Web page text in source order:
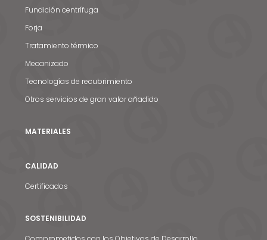
Fundición centrífuga
Forja
Tratamiento térmico
Mecanizado
Tecnologías de recubrimiento
Otros servicios de gran valor añadido
MATERIALES
CALIDAD
Certificados
SOSTENIBILIDAD